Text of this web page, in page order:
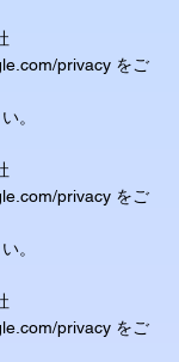
privacy をご
。
privacy をご
。
privacy をご